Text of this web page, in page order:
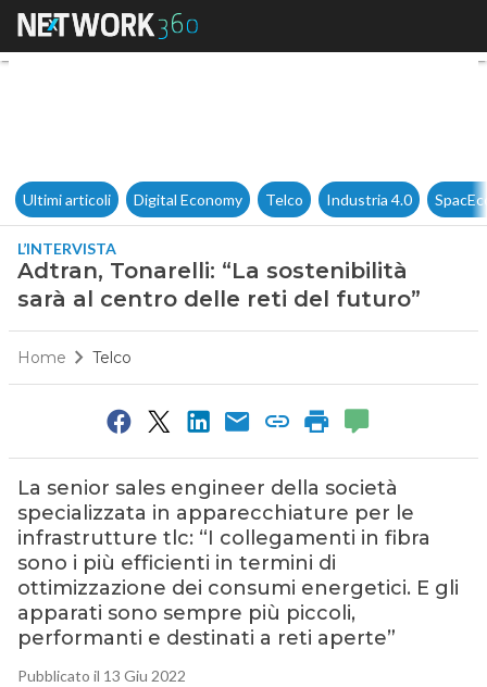
Adtran, Tonarelli: “La
Ultimi articoli Digital Economy Telco Industria 4.0
L’INTERVISTA
Adtran, Tonarelli: “La sostenibilità
sarà al centro delle reti del futuro”
Home Telco
La senior sales engineer della società
specializzata in apparecchiature per le
infrastrutture tlc: “I collegamenti in fibra
sono i più efficienti in termini di
ottimizzazione dei consumi energetici. E gli
apparati sono sempre più piccoli,
performanti e destinati a reti aperte”
Pubblicato il 13 Giu 2022